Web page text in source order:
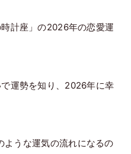
計座」の2026年の恋愛運
運勢を知り、2026年に幸
ような運気の流れになるの